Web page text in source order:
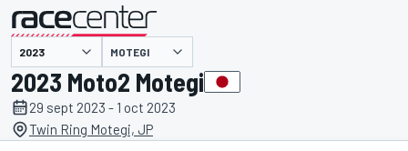
presentado por MOTEGI
2023 Moto2 Motegi
29 sept 2023 - 1 oct 2023
Twin Ring Motegi, JP